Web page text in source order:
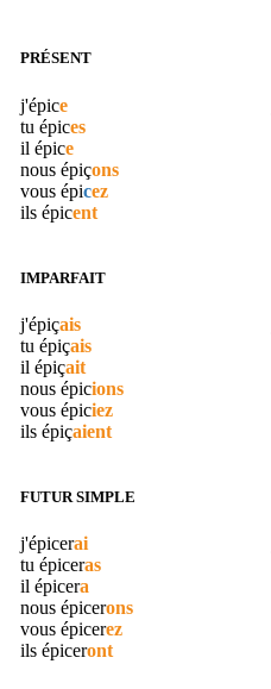
PRÉSENT
j'épice
tu épices
il épice
nous épiçons
vous épicez
ils épicent
IMPARFAIT
j'épiçais
tu épiçais
il épiçait
nous épicions
vous épiciez
ils épiçaient
FUTUR SIMPLE
j'épicerai
tu épiceras
il épicera
nous épicerons
vous épicerez
ils épiceront